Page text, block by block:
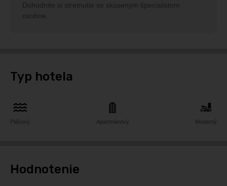
Dohodnite si stretnutie so skúseným špecialistom
osobne.
Typ hotela
Plážový Apartmánový Moderný
Hodnotenie